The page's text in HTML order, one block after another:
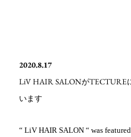
2020.8.17
LiV HAIR SALONがTECTURE
います
“ LiV HAIR SALON “ was